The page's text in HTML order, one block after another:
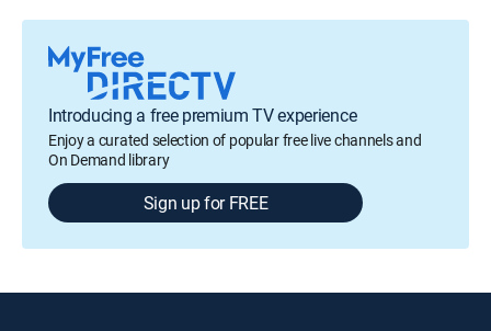
Introducing a free premium TV experience
Enjoy a curated selection of popular free live channels and
On Demand library
Sign up for FREE